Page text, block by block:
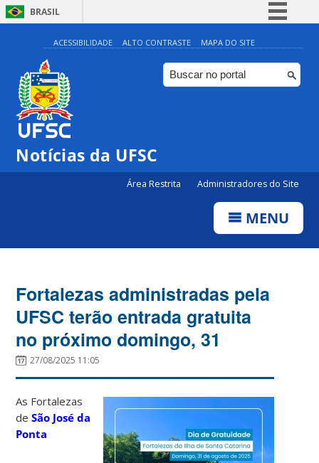
BRASIL
Simplifique!
Comunica BR
Participe
ACESSIBILIDADE ALTO CONTRASTE MAPA DO SITE
Notícias da UFSC
Área Restrita Administradores do Site
MENU
Fortalezas administradas pela
UFSC terão entrada gratuita
no próximo domingo, 31
27/08/2025 11:05
As Fortalezas
deSão José da
Ponta